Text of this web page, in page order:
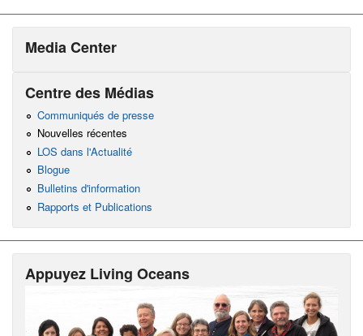
Media Center
Centre des Médias
Communiqués de presse
Nouvelles récentes
LOS dans l'Actualité
Blogue
Bulletins d'information
Rapports et Publications
Appuyez Living Oceans